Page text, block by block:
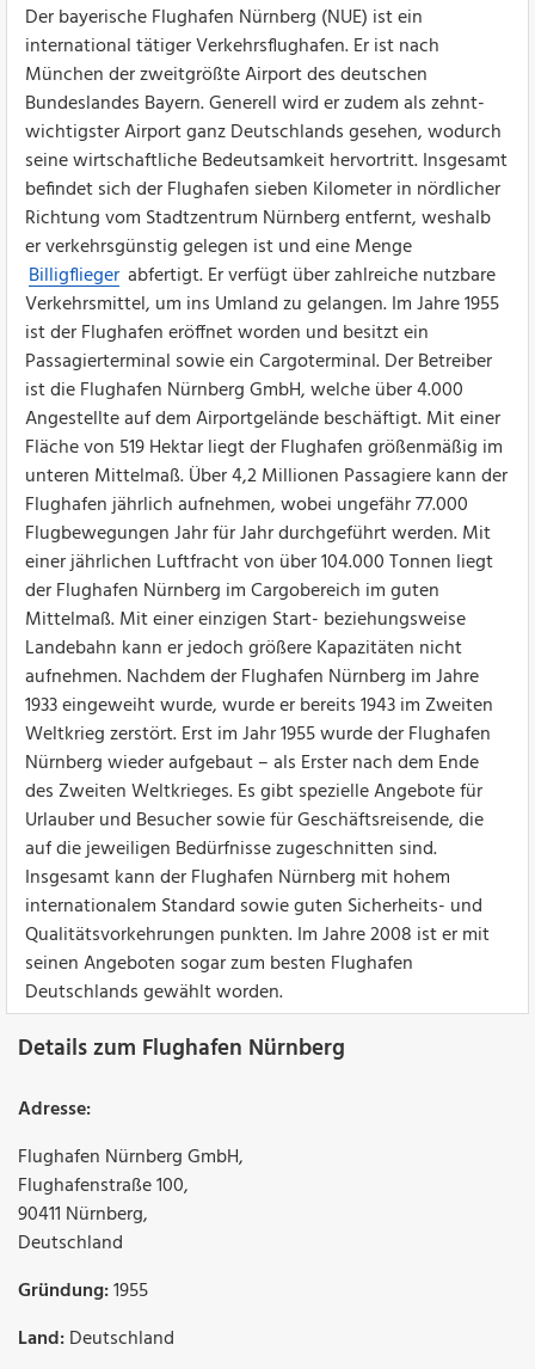
Der bayerische Flughafen Nürnberg (NUE) ist ein
international tätiger Verkehrsflughafen. Er ist nach
München der zweitgrößte Airport des deutschen
Bundeslandes Bayern. Generell wird er zudem als zehnt-
wichtigster Airport ganz Deutschlands gesehen, wodurch
seine wirtschaftliche Bedeutsamkeit hervortritt. Insgesamt
befindet sich der Flughafen sieben Kilometer in nördlicher
Richtung vom Stadtzentrum Nürnberg entfernt, weshalb
er verkehrsgünstig gelegen ist und eine Menge
Billigflieger abfertigt. Er verfügt über zahlreiche nutzbare
Verkehrsmittel, um ins Umland zu gelangen. Im Jahre 1955
ist der Flughafen eröffnet worden und besitzt ein
Passagierterminal sowie ein Cargoterminal. Der Betreiber
ist die Flughafen Nürnberg GmbH, welche über 4.000
Angestellte auf dem Airportgelände beschäftigt. Mit einer
Fläche von 519 Hektar liegt der Flughafen größenmäßig im
unteren Mittelmaß. Über 4,2 Millionen Passagiere kann der
Flughafen jährlich aufnehmen, wobei ungefähr 77.000
Flugbewegungen Jahr für Jahr durchgeführt werden. Mit
einer jährlichen Luftfracht von über 104.000 Tonnen liegt
der Flughafen Nürnberg im Cargobereich im guten
Mittelmaß. Mit einer einzigen Start- beziehungsweise
Landebahn kann er jedoch größere Kapazitäten nicht
aufnehmen. Nachdem der Flughafen Nürnberg im Jahre
1933 eingeweiht wurde, wurde er bereits 1943 im Zweiten
Weltkrieg zerstört. Erst im Jahr 1955 wurde der Flughafen
Nürnberg wieder aufgebaut – als Erster nach dem Ende
des Zweiten Weltkrieges. Es gibt spezielle Angebote für
Urlauber und Besucher sowie für Geschäftsreisende, die
auf die jeweiligen Bedürfnisse zugeschnitten sind.
Insgesamt kann der Flughafen Nürnberg mit hohem
internationalem Standard sowie guten Sicherheits- und
Qualitätsvorkehrungen punkten. Im Jahre 2008 ist er mit
seinen Angeboten sogar zum besten Flughafen
Deutschlands gewählt worden.
Details zum Flughafen Nürnberg
Adresse:
Flughafen Nürnberg GmbH,
Flughafenstraße 100,
90411 Nürnberg,
Deutschland
Gründung:1955
Land:Deutschland